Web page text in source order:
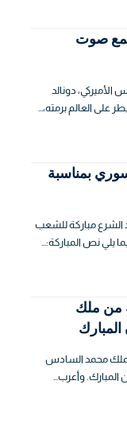
صوت
الأميركي، دونالد
على العالم برمته،…
بمناسبة
الشرع مباركة للشعب
يلي نص المباركة:…
من ملك
محمد السادس
المبارك. وأعرب…